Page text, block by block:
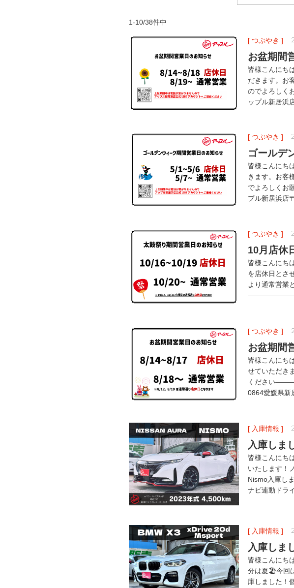
1-10/38件中
[ つぶやき ]
お盆期間
皆様こんにち
だきます。お
のでよろ
ップル新居浜
[ つぶやき ]
ゴールデ
皆様こんにち
きます。お客
でよろし
プル新居浜店
[ つぶやき ]
10月店休
皆様こんにち
を店休日とさ
より通常営業
[ つぶやき ]
お盆期間
皆様こんにち
せていただき
ください
0864愛媛県新
[ 入庫情報 ]
入庫しま
皆様こんにち
いたします！
Nismo入庫し
ナビ連動ドラ
[ 入庫情報 ]
入庫しま
皆様こんにち
分は夏🏖️今回
庫しました！